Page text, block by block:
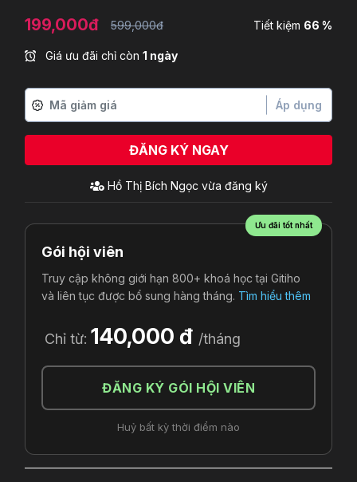
199,000đ 599,000đ Tiết kiệm 66 %
Giá ưu đãi chỉ còn 1 ngày
Áp dụng
ĐĂNG KÝ NGAY
Hồ Thị Bích Ngọc vừa đăng ký
Ưu đãi tốt nhất
Gói hội viên
Truy cập không giới hạn 800+ khoá học tại Gitiho
và liên tục được bổ sung hàng tháng. Tìm hiểu thêm
Chỉ từ: 140,000 đ /tháng
ĐĂNG KÝ GÓI HỘI VIÊN
Huỷ bất kỳ thời điểm nào